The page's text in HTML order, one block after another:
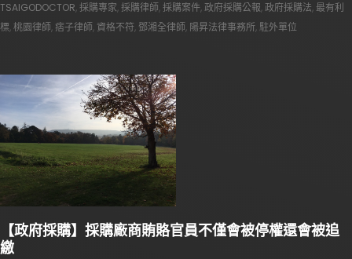
TSAIGODOCTOR,採購專家,採購律師,採購案件,政府採購公報,政府採購法,最有利
標,桃園律師,痞子律師, 資格不符, 鄧湘全律師, 陽昇法律事務所,駐外單位
【政府採購】採購廠商賄賂官員不僅會被停權還會被追
繳